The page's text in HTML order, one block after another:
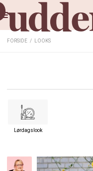
FORSIDE / LOOKS
Lørdagslook